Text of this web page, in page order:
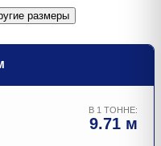
размеры
В 1 ТОННЕ:
9.71 м